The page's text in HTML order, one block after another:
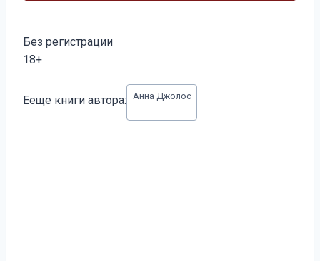
Без регистрации
18+
записи:
Ееще книги автора: Анна Джолос